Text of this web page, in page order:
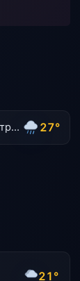
Банска Бистрица 27°
21°